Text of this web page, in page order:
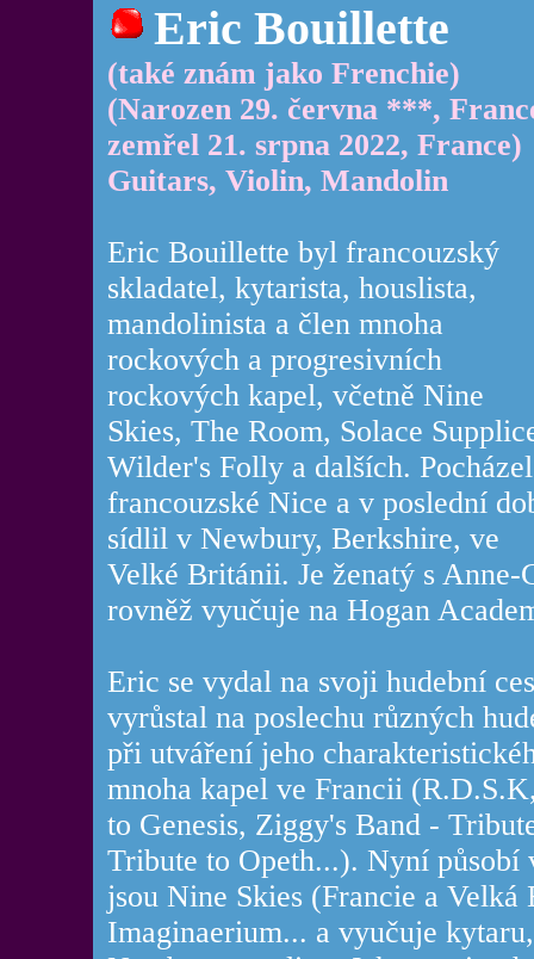
Eric Bouillette
(také znám jako Frenchie)
(Narozen 29. června ***,
zemřel 21. srpna 2022, France)
Guitars, Violin, Mandolin
Eric Bouillette byl francouzský
skladatel, kytarista, houslista,
mandolinista a člen mnoha
rockových a progresivních
rockových kapel, včetně Nine
Skies, The Room, Solace
Wilder's Folly a dalších.
francouzské Nice a v poslední
sídlil v Newbury, Berkshire, ve
Velké Británii. Je ženatý s Anne-
rovněž vyučuje na Hogan
Eric se vydal na svoji hudební
vyrůstal na poslechu různých
při utváření jeho
mnoha kapel ve Francii
to Genesis, Ziggy's Band -
Tribute to Opeth...). Nyní
jsou Nine Skies (Francie a
Imaginaerium... a vyučuje